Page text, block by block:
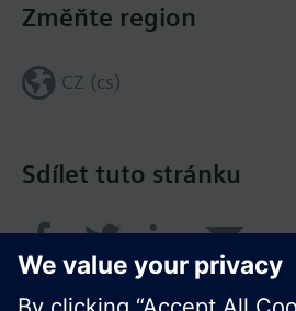
Sdílet tuto stránku
Změňte region
CZ (cs)